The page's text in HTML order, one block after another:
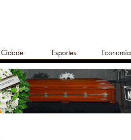
Cidade Esportes Economia